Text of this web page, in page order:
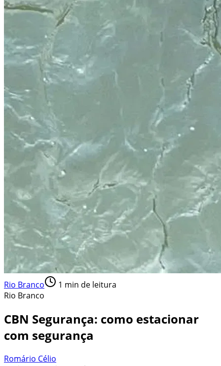
Rio Branco 1 min de leitura
Rio Branco
CBN Segurança: como estacionar
com segurança
Romário Célio